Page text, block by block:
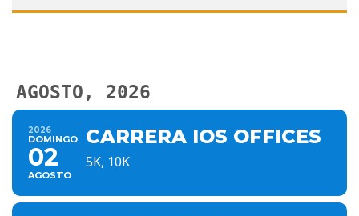
AGOSTO, 2026
2026
DOMINGO
02
AGOSTO
CARRERA IOS OFFICES
5K, 10K